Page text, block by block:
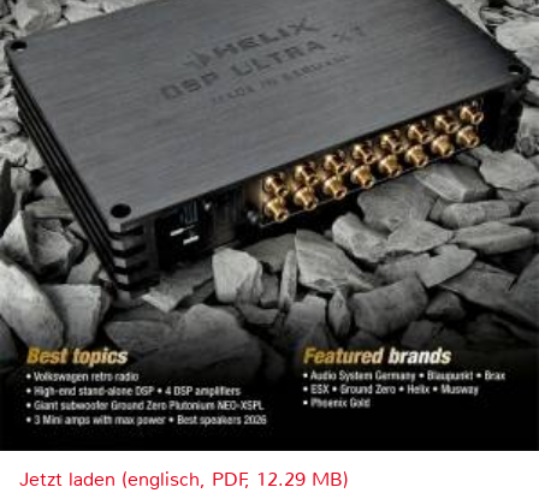
Jetzt laden (englisch, PDF, 12.29 MB)